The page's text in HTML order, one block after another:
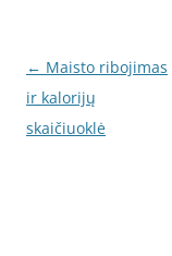
Įrašo
navigacija
← Maisto ribojimas
ir kalorijų
skaičiuoklė